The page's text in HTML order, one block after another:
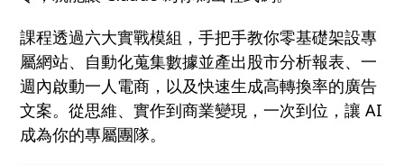
課程透過六大實戰模組，手把手教你零基礎架設專
屬網站、自動化蒐集數據並產出股市分析報表、一
週內啟動一人電商，以及快速生成高轉換率的廣告
文案。從思維、實作到商業變現，一次到位，讓 AI
成為你的專屬團隊。